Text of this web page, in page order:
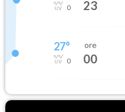
0 23
27°
0
ore
00